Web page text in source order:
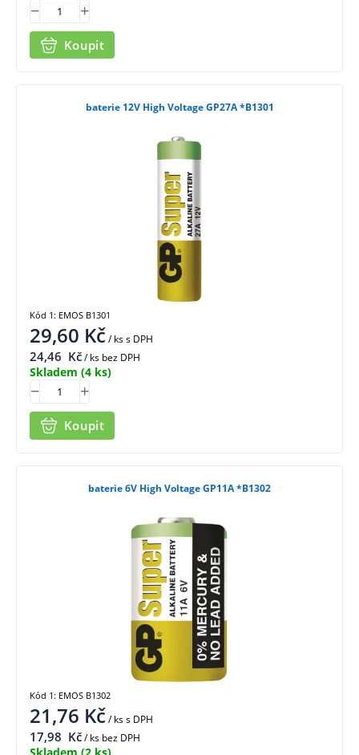
Koupit
baterie 12V High Voltage GP27A *B1301
29,60 Kč/ kss DPH
24,46 Kč/ ks bez DPH
Skladem (4 ks)
Koupit
Kód 1: EMOS B1301
baterie 6V High Voltage GP11A *B1302
21,76 Kč/ kss DPH
17,98 Kč/ ks bez DPH
Kód 1: EMOS B1302